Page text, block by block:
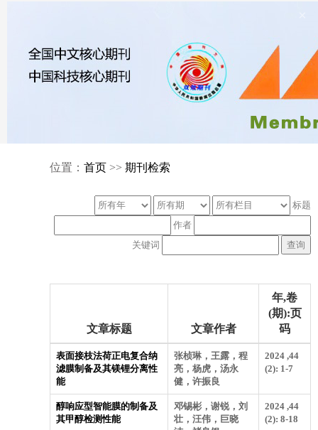
位置： 首页 >> 期刊检索
标题
作者
关键词
文章标题 文章作者
年,卷
(期):页
码
表面接枝法荷正电复合纳
滤膜制备及其镁锂分离性
能
张桢琳，王露，程
亮，杨虎，汤永
健，许振良
2024 ,44
(2): 1-7
醇响应型智能膜的制备及
其甲醇检测性能
邓锡彬，谢锐，刘
壮，汪伟，巨晓
2024 ,44
(2): 8-18